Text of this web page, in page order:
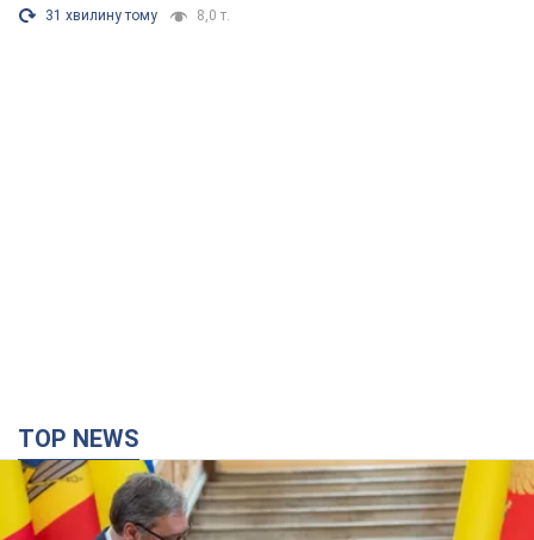
31 хвилину тому 8,0 т.
TOP NEWS